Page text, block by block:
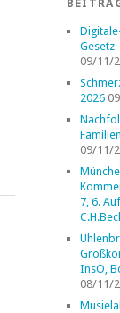
Gesetz
09/11/
2026
09/11/
7, 6.
InsO,
08/11/